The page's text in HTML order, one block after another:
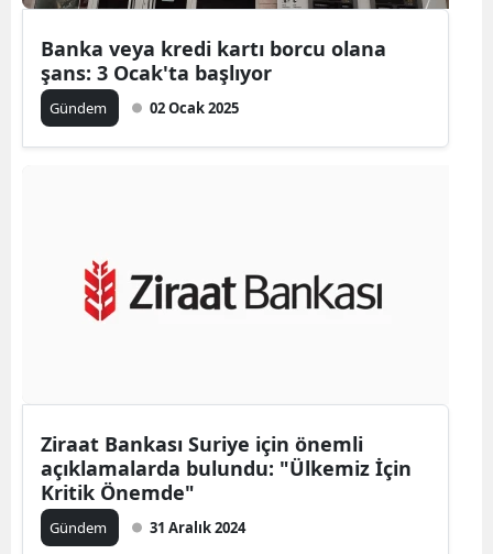
Banka veya kredi kartı borcu olana
şans: 3 Ocak'ta başlıyor
Gündem 02 Ocak 2025
Ziraat Bankası Suriye için önemli
açıklamalarda bulundu: "Ülkemiz İçin
Kritik Önemde"
Gündem 31 Aralık 2024